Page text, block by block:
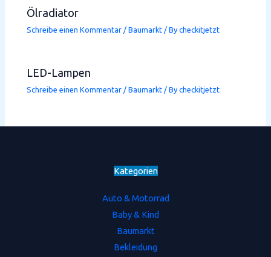
Ölradiator
Schreibe einen Kommentar /Baumarkt / Bycheckitjetzt
LED-Lampen
Schreibe einen Kommentar /Baumarkt / Bycheckitjetzt
Kategorien
Auto & Motorrad
Baby & Kind
Baumarkt
Bekleidung